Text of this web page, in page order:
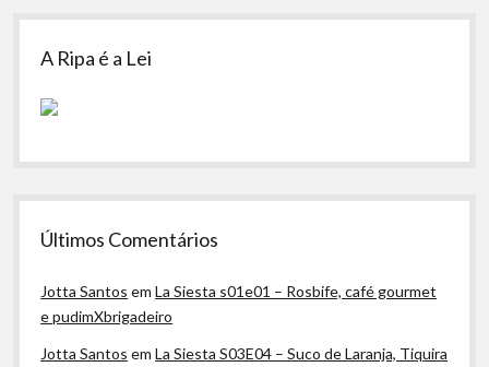
A Ripa é a Lei
Últimos Comentários
Jotta Santos emLa Siesta s01e01 – Rosbife, café gourmet
e pudimXbrigadeiro
Jotta Santos emLa Siesta S03E04 – Suco de Laranja, Tiquira